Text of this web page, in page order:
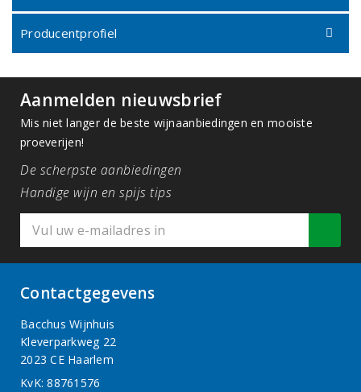
Producentprofiel
Aanmelden nieuwsbrief
Mis niet langer de beste wijnaanbiedingen en mooiste
proeverijen!
De scherpste aanbiedingen
Handige wijn en spijs tips
Contactgegevens
Bacchus Wijnhuis
Kleverparkweg 22
2023 CE Haarlem
KvK: 88761576